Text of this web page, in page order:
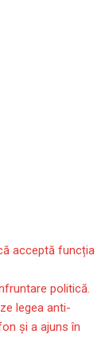
acceptă funcția
politică.
legea anti-
și a ajuns în